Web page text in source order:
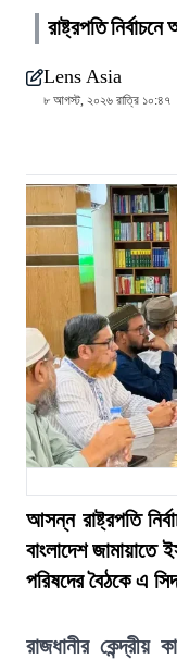
রাষ্ট্রপতি
Lens Asia
৮ আগস্ট, ২০২৬ রাত্রি ১০:৪৭
আসন্ন রাষ্ট্রপতি
বাংলাদেশ জামায়াতে
পরিষদের বৈঠকে এ
রাজধানীর কেন্দ্রীয়